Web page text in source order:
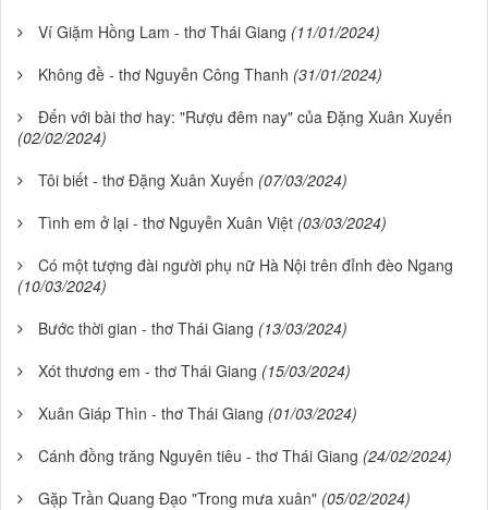
Ví Giặm Hồng Lam - thơ Thái Giang (11/01/2024)
Không đề - thơ Nguyễn Công Thanh (31/01/2024)
Đến với bài thơ hay: "Rượu đêm nay" của Đặng Xuân Xuyến
(02/02/2024)
Tôi biết - thơ Đặng Xuân Xuyến (07/03/2024)
Tình em ở lại - thơ Nguyễn Xuân Việt (03/03/2024)
Có một tượng đài người phụ nữ Hà Nội trên đỉnh đèo Ngang
(10/03/2024)
Bước thời gian - thơ Thái Giang (13/03/2024)
Xót thương em - thơ Thái Giang (15/03/2024)
Xuân Giáp Thìn - thơ Thái Giang (01/03/2024)
Cánh đồng trăng Nguyên tiêu - thơ Thái Giang (24/02/2024)
Gặp Trần Quang Đạo "Trong mưa xuân" (05/02/2024)